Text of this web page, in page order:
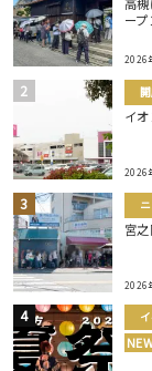
ー
2026
イ
2026
宮
2026